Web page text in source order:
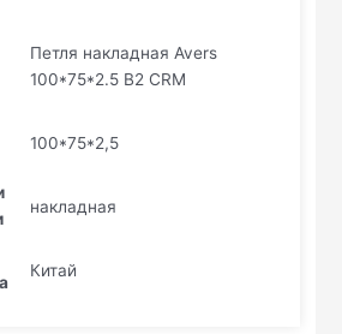
Петля накладная Avers
100*75*2.5 B2 CRM
100*75*2,5
накладная
Китай